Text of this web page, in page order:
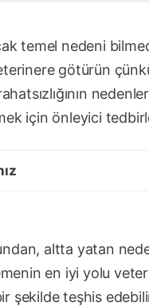
temel nedeni
götürün
için önleyici
altta yatan
en iyi yolu
şekilde teşhis